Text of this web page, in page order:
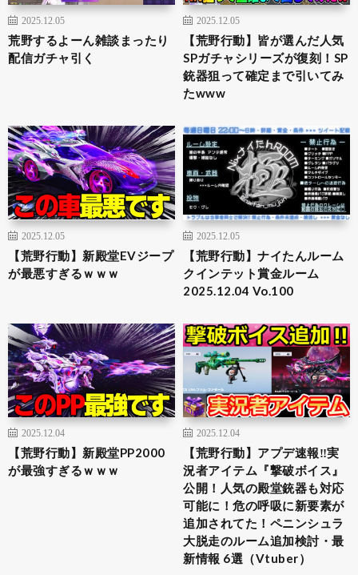
2025.12.05
荒野するよーん雑談まったり
配信ガチャ引く
2025.12.05
【荒野行動】皆が選んだ人気
SPガチャシリーズが復刻！SP
銃器狙って確定まで引いてみ
たwww
2025.12.05
【荒野行動】新殿堂EVジープ
が最悪すぎるｗｗｗ
2025.12.05
【荒野行動】ナイたんルーム
クインテット賞金ルーム
2025.12.04 Vo.100
2025.12.04
【荒野行動】新殿堂PP2000
が最強すぎるｗｗｗ
2025.12.04
【荒野行動】アプデ速報‼実
況者アイテム『撃破ボイス』
公開！人気の殿堂銃器も対応
可能に！危の呼吸に新要素が
追加されてた！ペニンシュラ
大脱走のルーム追加検討・最
新情報 6選（Vtuber）